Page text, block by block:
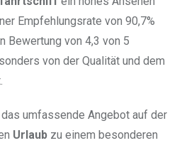
Empfehlungsrate von 90,7%
Bewertung von 4,3 von 5
von der Qualität und dem
umfassende Angebot auf der
Urlaub zu einem besonderen